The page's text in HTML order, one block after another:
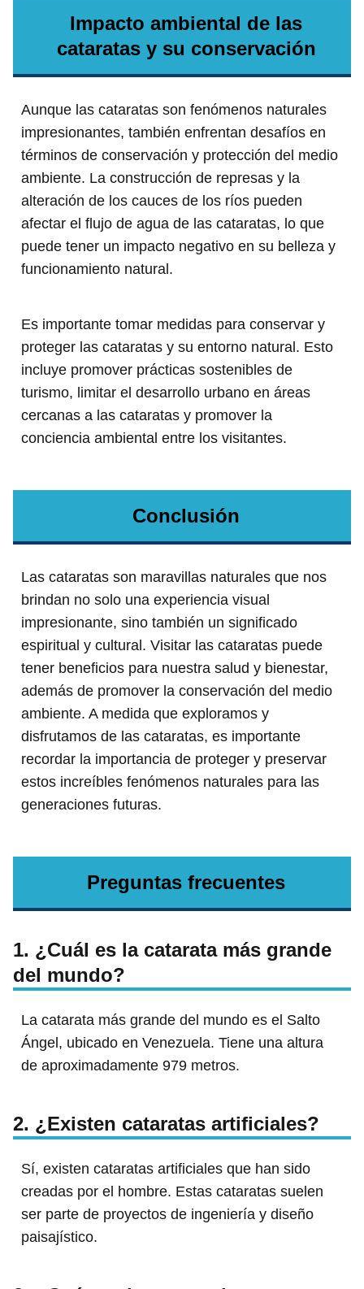
Impacto ambiental de las
cataratas y su conservación
Aunque las cataratas son fenómenos naturales
impresionantes, también enfrentan desafíos en
términos de conservación y protección del medio
ambiente. La construcción de represas y la
alteración de los cauces de los ríos pueden
afectar el flujo de agua de las cataratas, lo que
puede tener un impacto negativo en su belleza y
funcionamiento natural.
Es importante tomar medidas para conservar y
proteger las cataratas y su entorno natural. Esto
incluye promover prácticas sostenibles de
turismo, limitar el desarrollo urbano en áreas
cercanas a las cataratas y promover la
conciencia ambiental entre los visitantes.
Conclusión
Las cataratas son maravillas naturales que nos
brindan no solo una experiencia visual
impresionante, sino también un significado
espiritual y cultural. Visitar las cataratas puede
tener beneficios para nuestra salud y bienestar,
además de promover la conservación del medio
ambiente. A medida que exploramos y
disfrutamos de las cataratas, es importante
recordar la importancia de proteger y preservar
estos increíbles fenómenos naturales para las
generaciones futuras.
Preguntas frecuentes
1. ¿Cuál es la catarata más grande
del mundo?
La catarata más grande del mundo es el Salto
Ángel, ubicado en Venezuela. Tiene una altura
de aproximadamente 979 metros.
2. ¿Existen cataratas artificiales?
Sí, existen cataratas artificiales que han sido
creadas por el hombre. Estas cataratas suelen
ser parte de proyectos de ingeniería y diseño
paisajístico.